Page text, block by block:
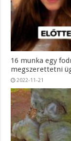
16 munka egy
megszerettetni
2022-11-21